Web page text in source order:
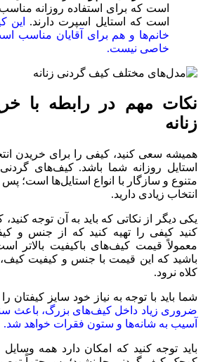
است که برای استفاده روزانه
است که استایل اسپرت دارند.
این
خانم‌ها و هم برای آقایان
خاصی نیست.
نکات مهم در رابطه با
زنانه
همیشه سعی کنید، کیفی را برای خریدن
استایل روزانه شما باشد. کیف‌های
متنوع و سازگار با انواع استایل‌ها است؛
انتخاب زیادی دارید.
یکی دیگر از نکاتی که باید به آن توجه
کنید کیفی را تهیه کنید که از جنس و
معمولاً قیمت کیف‌های باکیفیت بالاتر
باشید که این قیمت با جنس و کیفیت
کلاه نرود.
شما باید با توجه ‌به نیاز خود سایز کیفتان
ضروری زیاد داخل کیف‌های بزرگ، باعث
آسیب به شانه‌ها و ستون فقرات خواهد شد.
باید توجه کنید که امکان دارد همه